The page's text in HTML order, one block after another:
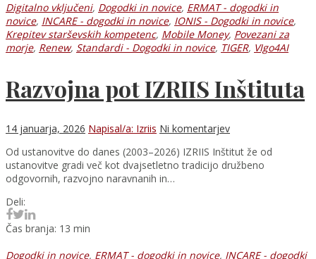
Digitalno vključeni, Dogodki in novice, ERMAT - dogodki in
novice, INCARE - dogodki in novice, IONIS - Dogodki in novice,
Krepitev starševskih kompetenc, Mobile Money, Povezani za
morje, Renew, Standardi - Dogodki in novice, TIGER, VIgo4AI
Razvojna pot IZRIIS Inštituta
14 januarja, 2026 Napisal/a: Izriis Ni komentarjev
Od ustanovitve do danes (2003–2026) IZRIIS Inštitut že od
ustanovitve gradi več kot dvajsetletno tradicijo družbeno
odgovornih, razvojno naravnanih in…
Deli:
Čas branja: 13 min
Dogodki in novice, ERMAT - dogodki in novice, INCARE - dogodki